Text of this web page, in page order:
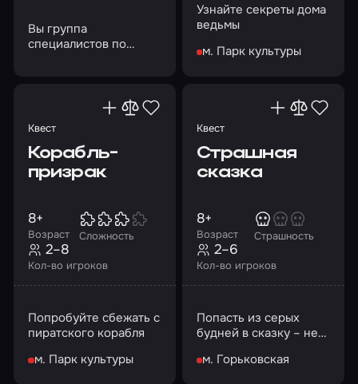
Вы группа
специалистов по
Узнайте секреты дома
ведьмы
м. Парк культуры
Квест
Корабль-
призрак
Возраст
8+
Сложность
Кол-во игроков
2–8
Попробуйте сбежать с
пиратского корабля
м. Парк культуры
Квест
Страшная
сказка
Возраст
8+
Страшность
Кол-во игроков
2–6
Попасть из серых
будней в сказку – нет
невозможного…
м. Горьковская